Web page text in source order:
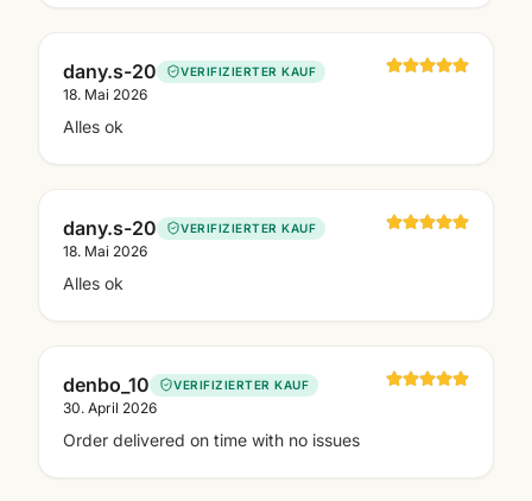
dany.s-20 VERIFIZIERTER KAUF
18. Mai 2026
Alles ok
dany.s-20 VERIFIZIERTER KAUF
18. Mai 2026
Alles ok
denbo_10 VERIFIZIERTER KAUF
30. April 2026
Order delivered on time with no issues